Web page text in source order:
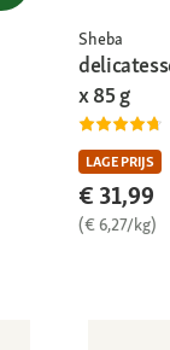
Sheba
x 85 g
LAGE PRIJS
€ 31,99
(€ 6,27/kg)